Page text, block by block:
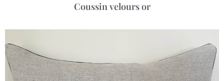
Coussin velours or